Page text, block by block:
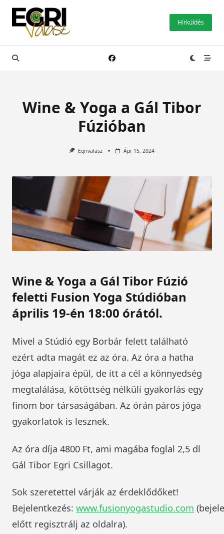
Skip
content
Hírküldés
Wine & Yoga a Gál Tibor
Fúzióban
Egrivalasz Ápr 15, 2024
Wine & Yoga a Gál Tibor Fúzió
feletti Fusion Yoga Stúdióban
április 19-én 18:00 órától.
Mivel a Stúdió egy Borbár felett található
ezért adta magát ez az óra. Az óra a hatha
jóga alapjaira épül, de itt a cél a könnyedség
megtalálása, kötöttség nélküli gyakorlás egy
finom bor társaságában. Az órán páros jóga
gyakorlatok is lesznek.
Az óra díja 4800 Ft, ami magába foglal 2,5 dl
Gál Tibor Egri Csillagot.
Sok szeretettel várják az érdeklődőket!
Bejelentkezés: www.fusionyogastudio.com
előtt regisztrálj az oldalra).